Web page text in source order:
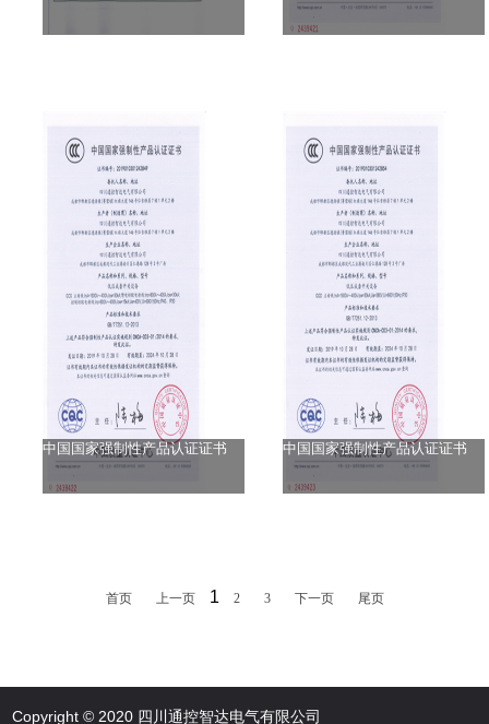
中国国家强制性产品认证证书 中国国家强制性产品认证证书
首页 上一页 1 2 3 下一页 尾页
Copyright © 2020 四川通控智达电气有限公司